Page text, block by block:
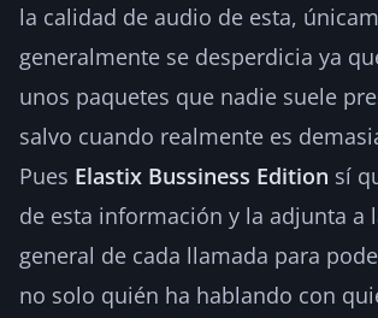
la calidad de audio de esta,
generalmente se desperdicia ya
unos paquetes que nadie suele
salvo cuando realmente es
Pues Elastix Bussiness Edition sí
de esta información y la adjunta a
general de cada llamada para
no solo quién ha hablando con